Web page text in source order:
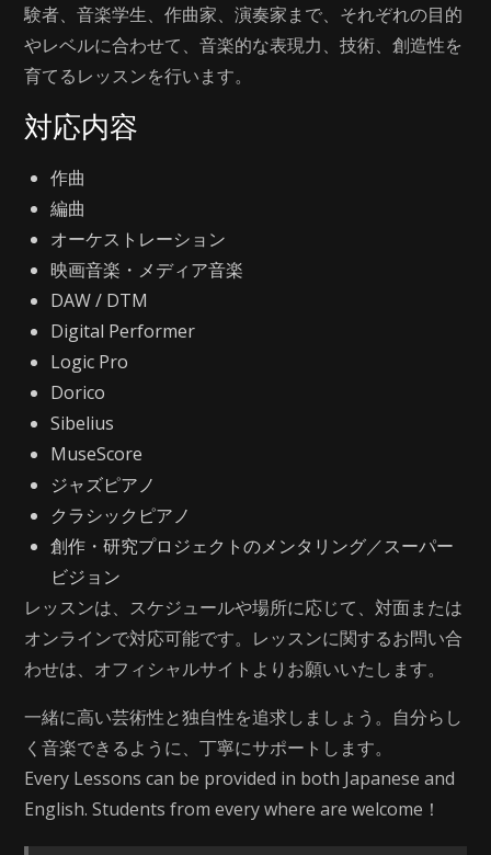
験者、音楽学生、作曲家、演奏家まで、それぞれの目的
やレベルに合わせて、音楽的な表現力、技術、創造性を
育てるレッスンを行います。
対応内容
作曲
編曲
オーケストレーション
映画音楽・メディア音楽
DAW / DTM
Digital Performer
Logic Pro
Dorico
Sibelius
MuseScore
ジャズピアノ
クラシックピアノ
創作・研究プロジェクトのメンタリング／スーパー
ビジョン
レッスンは、スケジュールや場所に応じて、対面または
オンラインで対応可能です。レッスンに関するお問い合
わせは、オフィシャルサイトよりお願いいたします。
一緒に高い芸術性と独自性を追求しましょう。自分らし
く音楽できるように、丁寧にサポートします。
Every Lessons can be provided in both Japanese and
English. Students from every where are welcome！